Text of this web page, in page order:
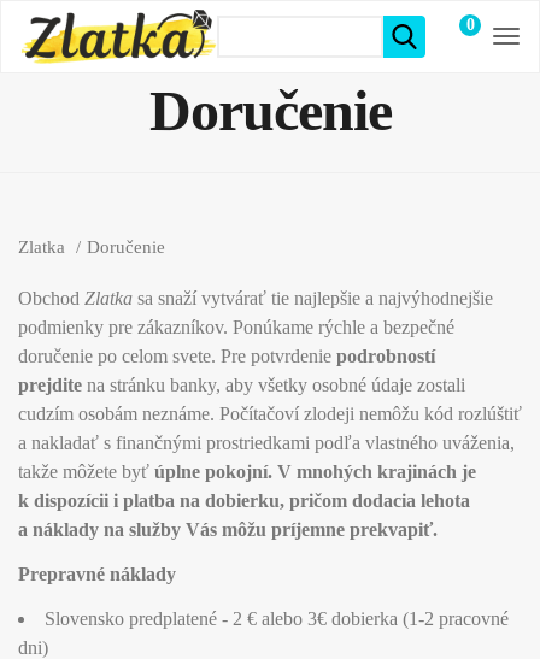
0
položiek
Doručenie
Zlatka Doručenie
Obchod Zlatka sa snaží vytvárať tie najlepšie a najvýhodnejšie
podmienky pre zákazníkov. Ponúkame rýchle a bezpečné
doručenie po celom svete. Pre potvrdenie podrobností
prejdite na stránku banky, aby všetky osobné údaje zostali
cudzím osobám neznáme. Počítačoví zlodeji nemôžu kód rozlúštiť
a nakladať s finančnými prostriedkami podľa vlastného uváženia,
takže môžete byť úplne pokojní. V mnohých krajinách je
k dispozícii i platba na dobierku, pričom dodacia lehota
a náklady na služby Vás môžu príjemne prekvapiť.
Prepravné náklady
Slovensko predplatené - 2 € alebo 3€ dobierka (1-2 pracovné
dni)